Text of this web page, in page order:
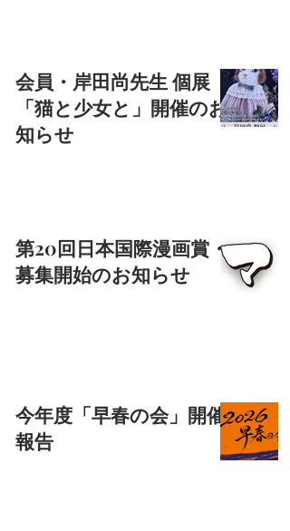
会員・岸田尚先生 個展
「猫と少女と」開催のお
知らせ
第20回日本国際漫画賞・
募集開始のお知らせ
今年度「早春の会」開催
報告